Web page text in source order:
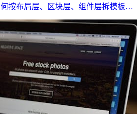
按布局层、区块层、组件层拆模板，
复用系统。